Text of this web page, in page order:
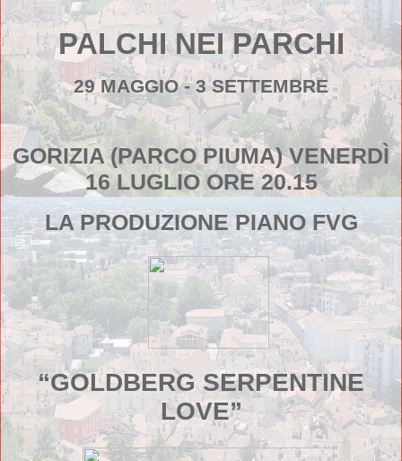
PALCHI NEI PARCHI
29 MAGGIO - 3 SETTEMBRE
GORIZIA (PARCO PIUMA) VENERDÌ
16 LUGLIO ORE 20.15
LA PRODUZIONE PIANO FVG
“GOLDBERG SERPENTINE
LOVE”